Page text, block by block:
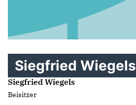
Siegfried Wiegels
Siegfried Wiegels
Beisitzer